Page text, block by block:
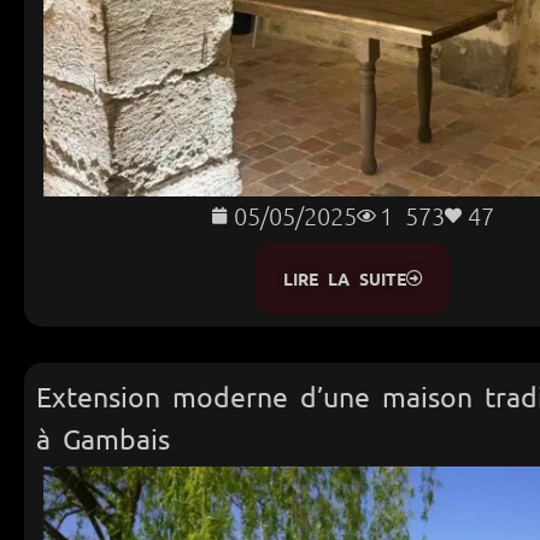
05/05/2025 1 573 47
LIRE LA SUITE
Extension moderne d’une maison
à Gambais